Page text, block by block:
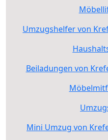
Umzugshelfer von
Beiladungen von
Mini Umzug von